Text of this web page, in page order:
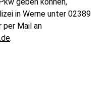
in Werne unter 02389
per Mail an
.